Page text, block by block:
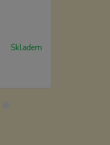
Skladem